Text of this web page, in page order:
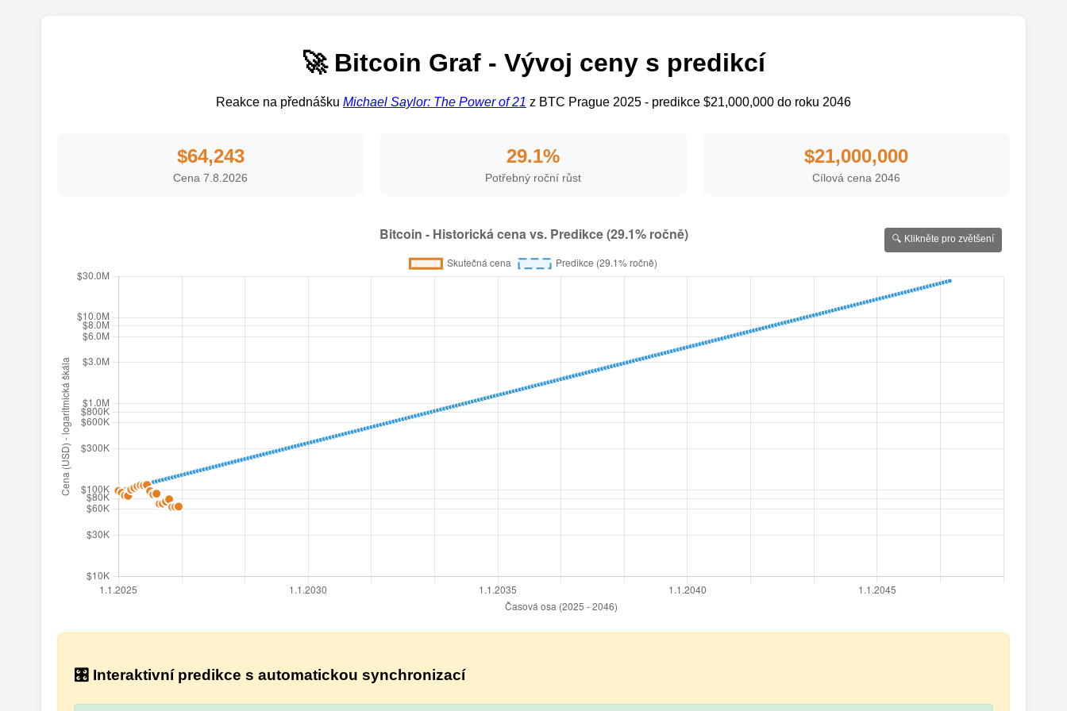
🚀 Bitcoin Graf - Vývoj ceny s predikcí
Reakce na přednášku Michael Saylor: The Power of 21 z BTC Prague 2025 - predikce $21,000,000 do roku 2046
$64,243
Cena 7.8.2026
29.1%
Potřebný roční růst
$21,000,000
Cílová cena 2046
🔍 Klikněte pro zvětšení
🎛️ Interaktivní predikce s automatickou synchronizací